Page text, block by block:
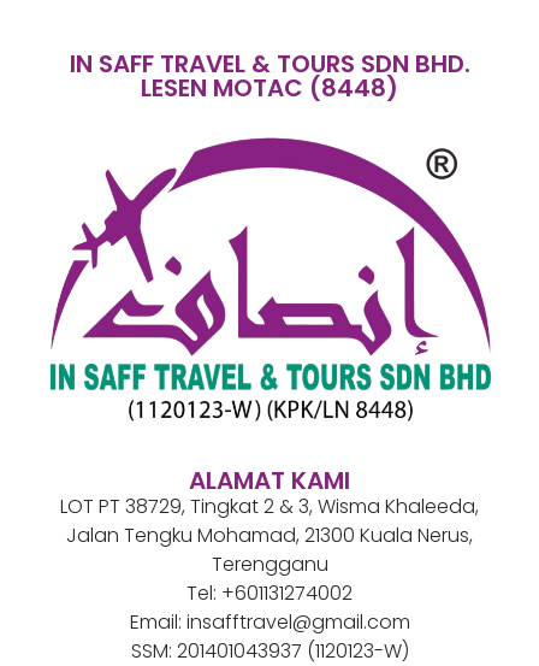
IN SAFF TRAVEL & TOURS SDN BHD.
LESEN MOTAC (8448)
ALAMAT KAMI
LOT PT 38729, Tingkat 2 & 3, Wisma Khaleeda,
Jalan Tengku Mohamad, 21300 Kuala Nerus,
Terengganu
Tel: +601131274002
Email: insafftravel@gmail.com
SSM: 201401043937 (1120123-W)